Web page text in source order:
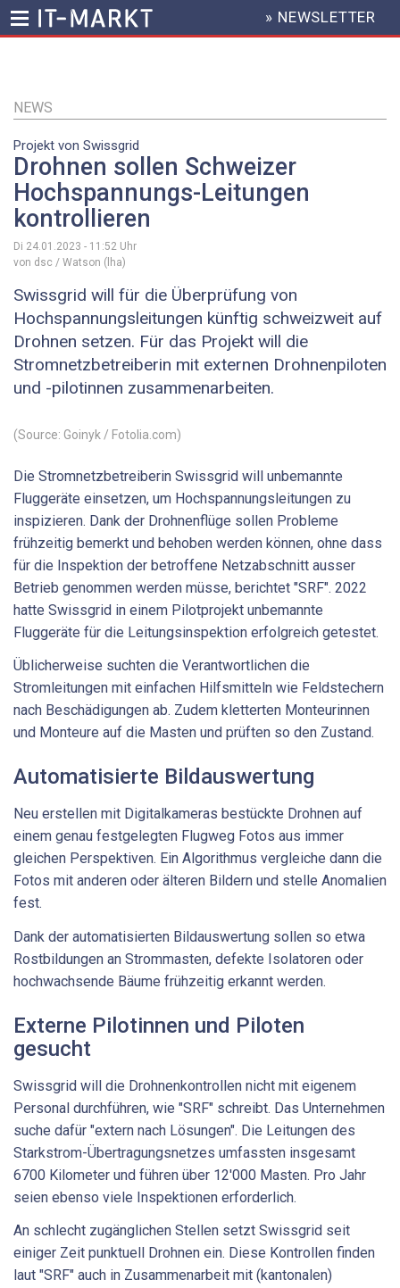
Inhalt
HEADER
MENU
» NEWSLETTER
NEWS
Projekt von Swissgrid
Drohnen sollen Schweizer
Hochspannungs-Leitungen
kontrollieren
Di 24.01.2023 - 11:52 Uhr
von dsc / Watson (lha)
Swissgrid will für die Überprüfung von
Hochspannungsleitungen künftig schweizweit auf
Drohnen setzen. Für das Projekt will die
Stromnetzbetreiberin mit externen Drohnenpiloten
und -pilotinnen zusammenarbeiten.
(Source: Goinyk / Fotolia.com)
Die Stromnetzbetreiberin Swissgrid will unbemannte
Fluggeräte einsetzen, um Hochspannungsleitungen zu
inspizieren. Dank der Drohnenflüge sollen Probleme
frühzeitig bemerkt und behoben werden können, ohne dass
für die Inspektion der betroffene Netzabschnitt ausser
Betrieb genommen werden müsse, berichtet "SRF". 2022
hatte Swissgrid in einem Pilotprojekt unbemannte
Fluggeräte für die Leitungsinspektion erfolgreich getestet.
Üblicherweise suchten die Verantwortlichen die
Stromleitungen mit einfachen Hilfsmitteln wie Feldstechern
nach Beschädigungen ab. Zudem kletterten Monteurinnen
und Monteure auf die Masten und prüften so den Zustand.
Automatisierte Bildauswertung
Neu erstellen mit Digitalkameras bestückte Drohnen auf
einem genau festgelegten Flugweg Fotos aus immer
gleichen Perspektiven. Ein Algorithmus vergleiche dann die
Fotos mit anderen oder älteren Bildern und stelle Anomalien
fest.
Dank der automatisierten Bildauswertung sollen so etwa
Rostbildungen an Strommasten, defekte Isolatoren oder
hochwachsende Bäume frühzeitig erkannt werden.
Externe Pilotinnen und Piloten
gesucht
Swissgrid will die Drohnenkontrollen nicht mit eigenem
Personal durchführen, wie "SRF" schreibt. Das Unternehmen
suche dafür "extern nach Lösungen". Die Leitungen des
Starkstrom-Übertragungsnetzes umfassten insgesamt
6700 Kilometer und führen über 12'000 Masten. Pro Jahr
seien ebenso viele Inspektionen erforderlich.
An schlecht zugänglichen Stellen setzt Swissgrid seit
einiger Zeit punktuell Drohnen ein. Diese Kontrollen finden
laut "SRF" auch in Zusammenarbeit mit (kantonalen)